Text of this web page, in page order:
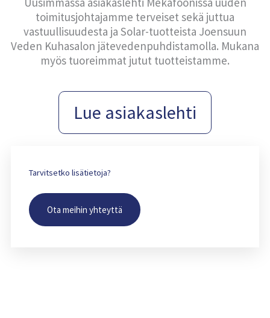
toimitusjohtajamme terveiset sekä juttua
vastuullisuudesta ja Solar-tuotteista Joensuun
Veden Kuhasalon jätevedenpuhdistamolla. Mukana
myös tuoreimmat jutut tuotteistamme.
Lue asiakaslehti
Tarvitsetko lisätietoja?
Ota meihin yhteyttä